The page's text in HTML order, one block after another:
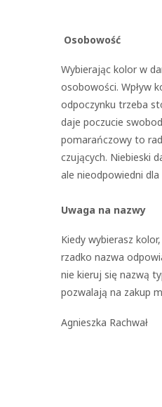
Osobowość
Wybierając kolor w
osobowości. Wpływ
odpoczynku trzeba
daje poczucie
pomarańczowy to
czujących. Niebieski
ale nieodpowiedni
Uwaga na nazwy
Kiedy wybierasz
rzadko nazwa
nie kieruj się nazwą
pozwalają na zakup
Agnieszka Rachwał